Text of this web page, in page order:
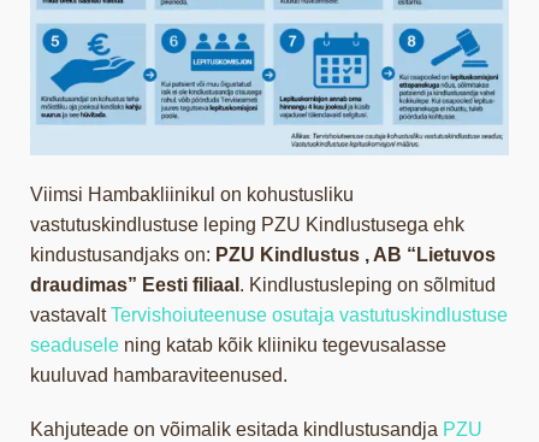
Viimsi Hambakliinikul on kohustusliku
vastutuskindlustuse leping PZU Kindlustusega ehk
kindustusandjaks on: PZU Kindlustus , AB “Lietuvos
draudimas” Eesti filiaal . Kindlustusleping on sõlmitud
vastavaltTervishoiuteenuse osutaja vastutuskindlustuse
seadusele ning katab kõik kliiniku tegevusalasse
kuuluvad hambaraviteenused.
Kahjuteade on võimalik esitada kindlustusandja PZU